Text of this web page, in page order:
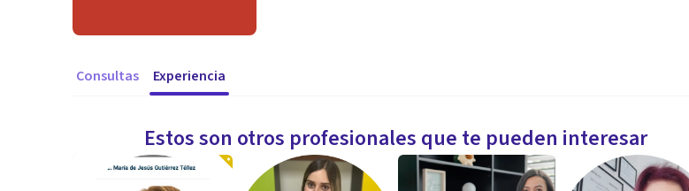
Consultas Experiencia
Estos son otros profesionales que te pueden interesar